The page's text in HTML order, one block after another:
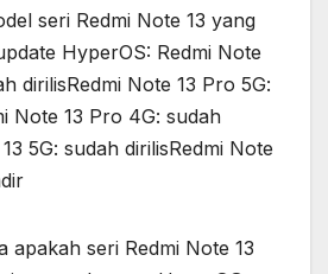
seri Redmi Note 13 yang
HyperOS: Redmi Note
dirilisRedmi Note 13 Pro 5G:
Note 13 Pro 4G: sudah
5G: sudah dirilisRedmi Note
apakah seri Redmi Note 13